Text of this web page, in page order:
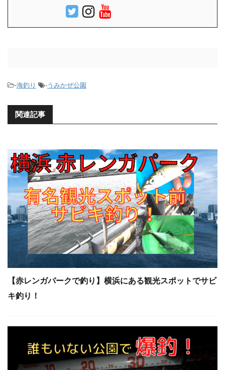
-海釣り -うみかぜ公園
関連記事
【赤レンガパークで釣り】横浜にある観光スポットでサビ
キ釣り！